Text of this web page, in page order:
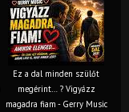
Ez a dal minden szülőt
megérint… ? Vigyázz
magadra fiam - Gerry Music